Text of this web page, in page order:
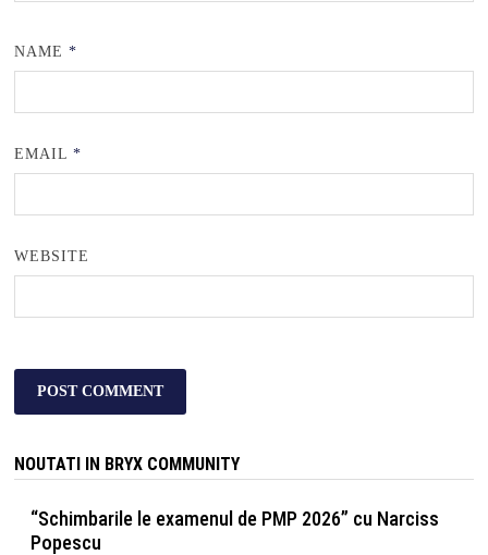
NAME*
EMAIL*
WEBSITE
NOUTATI IN BRYX COMMUNITY
“Schimbarile le examenul de PMP 2026” cu Narciss
Popescu